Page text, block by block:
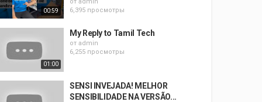
00:59
6,395 просмотры
01:00
My Reply to Tamil Tech
от admin
6,255 просмотры
SENSI INVEJADA! MELHOR
SENSIBILIDADE NA VERSÃO...